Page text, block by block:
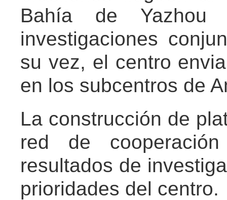
Bahía de
investigaciones
su vez, el centro
en los subcentros de
La construcción de
red de
resultados de
prioridades del centro.